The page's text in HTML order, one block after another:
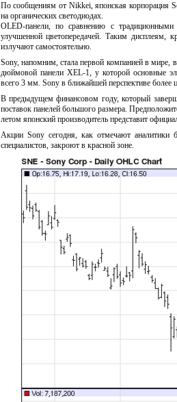
По сообщениям от Nikkei, японская корпорация
на органических светодиодах.
OLED-панели, по сравнению с традиционными
улучшенной цветопередачей. Таким дисплеям,
излучают самостоятельно.
Sony, напомним, стала первой компанией в
дюймовой панели XEL-1, у которой основные
всего 3 мм. Sony в ближайшей перспективе более
В предыдущем финансовом году, который
поставок панелей большого размера.
летом японский производитель представит
Акции Sony сегодня, как отмечают
специалистов, закроют в красной зоне.